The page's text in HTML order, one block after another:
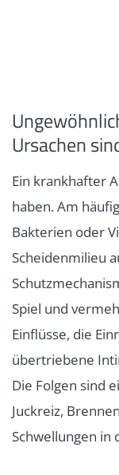
Ursachen
Ein krankhafter
haben. Am
Bakterien oder
Scheidenmilieu
Spiel und
Einflüsse, die
übertriebene
Die Folgen sind
Juckreiz,
Schwellungen in